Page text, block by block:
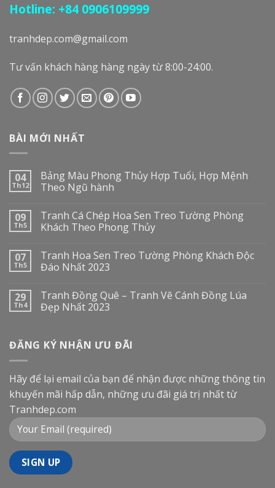
Hotline: +84 0906109999
tranhdep.com@gmail.com
Tư vấn khách hàng hàng ngày từ 8:00-24:00.
BÀI MỚI NHẤT
04
Th12
Bảng Màu Phong Thủy Hợp Tuổi, Hợp Mệnh
Theo Ngũ hành
09
Th5
Tranh Cá Chép Hoa Sen Treo Tường Phòng
Khách Theo Phong Thủy
07
Th5
Tranh Hoa Sen Treo Tường Phòng Khách Độc
Đáo Nhất 2023
29
Th4
Tranh Đồng Quê – Tranh Vẽ Cánh Đồng Lúa
Đẹp Nhất 2023
ĐĂNG KÝ NHẬN ƯU ĐÃI
Hãy để lại email của bạn để nhận được những thông tin
khuyến mãi hấp dẫn, những ưu đãi giá trị nhất từ
Tranhdep.com